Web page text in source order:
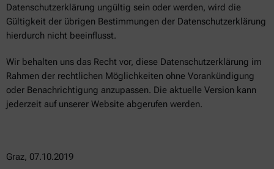
Datenschutzerklärung ungültig sein oder werden, wird die
Gültigkeit der übrigen Bestimmungen der Datenschutzerklärung
hierdurch nicht beeinflusst.
Wir behalten uns das Recht vor, diese Datenschutzerklärung im
Rahmen der rechtlichen Möglichkeiten ohne Vorankündigung
oder Benachrichtigung anzupassen. Die aktuelle Version kann
jederzeit auf unserer Website abgerufen werden.
Graz, 07.10.2019